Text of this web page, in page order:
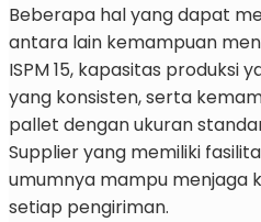
Beberapa hal yang dapat
antara lain kemampuan
ISPM 15, kapasitas produksi
yang konsisten, serta
pallet dengan ukuran
Supplier yang memiliki
umumnya mampu menjaga
setiap pengiriman.